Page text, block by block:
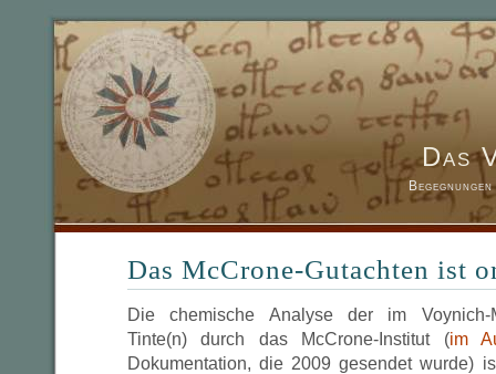
Das
Das McCrone-Gutachten ist
Die chemische Analyse der im Voynich-
Tinte(n) durch das McCrone-Institut (im
Dokumentation, die 2009 gesendet wurde)